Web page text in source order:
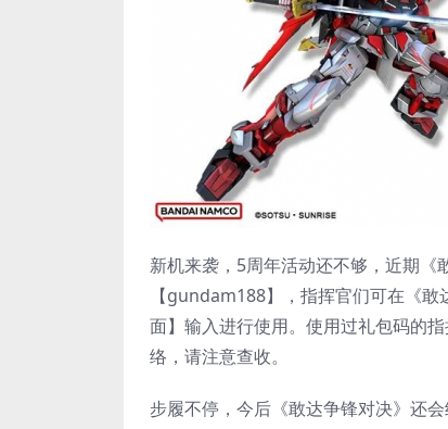
新机来袭，5周年活动还不够，近期
【gundam188】，指挥官们可在《
面】输入进行使用。使用过礼包码的
络，请注意查收。
步履不停，今后《敢达争锋对决》还